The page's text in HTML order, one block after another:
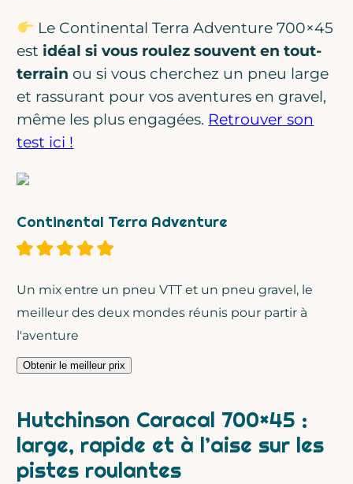
Le Continental Terra Adventure 700×45
est idéal si vous roulez souvent en tout-
terrain ou si vous cherchez un pneu large
et rassurant pour vos aventures en gravel,
même les plus engagées. Retrouver son
test ici !
Continental Terra Adventure
Un mix entre un pneu VTT et un pneu gravel, le
meilleur des deux mondes réunis pour partir à
l'aventure
Obtenir le meilleur prix
Hutchinson Caracal 700×45 :
large, rapide et à l’aise sur les
pistes roulantes